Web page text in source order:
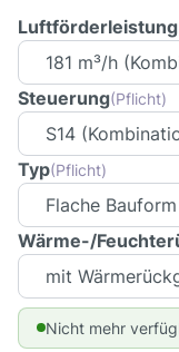
Luftförderleistung
Steuerung(Pflicht)
Typ(Pflicht)
Wärme-/
Nicht mehr